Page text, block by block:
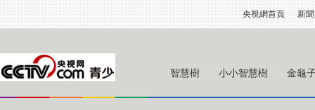
央視網首頁 新聞
智慧樹 小小智慧樹 金龜